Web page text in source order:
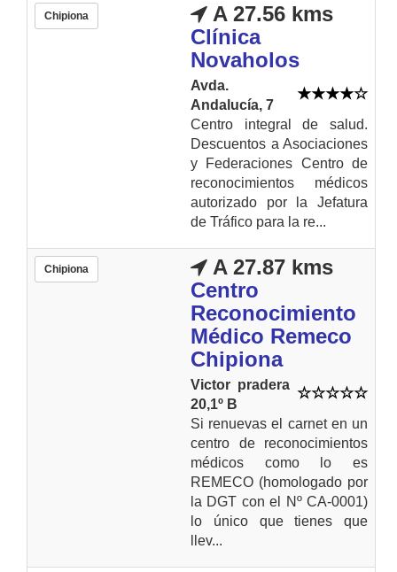
Chipiona
A 27.56 kms
Clínica
Novaholos
Avda.
Andalucía, 7
Centro integral de salud.
Descuentos a Asociaciones
y Federaciones Centro de
reconocimientos médicos
autorizado por la Jefatura
de Tráfico para la re...
Chipiona
A 27.87 kms
Centro
Reconocimiento
Médico Remeco
Chipiona
Victor pradera
20,1º B
Si renuevas el carnet en un
centro de reconocimientos
médicos como lo es
REMECO (homologado por
la DGT con el Nº CA-0001)
lo único que tienes que
llev...